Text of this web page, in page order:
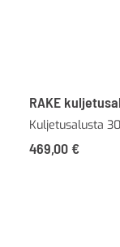
RAKE
Kuljetusalusta
469,00 €